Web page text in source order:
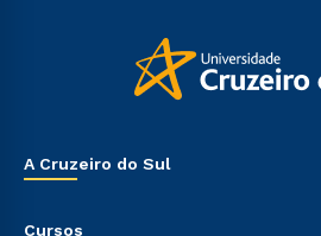
A Cruzeiro do Sul
Cursos